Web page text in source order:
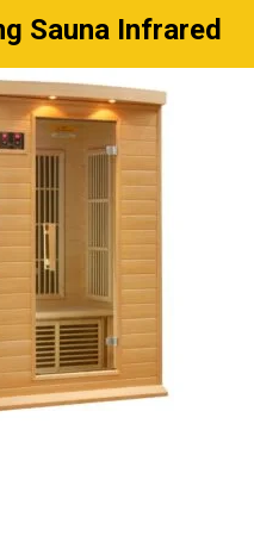
Sauna Infrared